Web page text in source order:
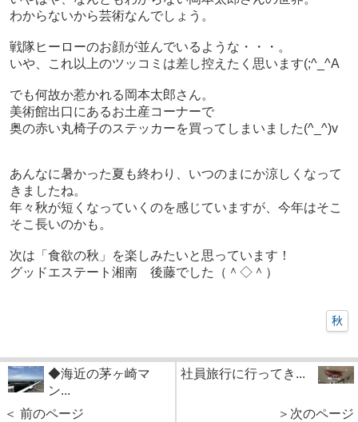
わからないから芸術なんでしょう。
戦隊ヒーローのお顔が並んでいるような・・・。
いや、これ以上のツッコミは差し控えたく思います(;^_^A
でも何故か惹かれる岡本太郎さん。
美術館出口にあるお土産コーナーで
奥の赤い丸椅子のステッカーを買ってしまいました(^_^)v
あんなに暑かった夏も終わり、いつのまにか涼しくなって
きましたね。
年々秋が短くなっていくのを感じていますが、今年はそこ
そこ長いのかも。
次は「食欲の秋」を楽しみたいと思っています！
グッドエステート湘南 後藤でした（＾◇＾）
秋
◆海近の茅ヶ崎マ
ン...
＜ 前のページ
社員旅行に行ってき...
＞次のページ